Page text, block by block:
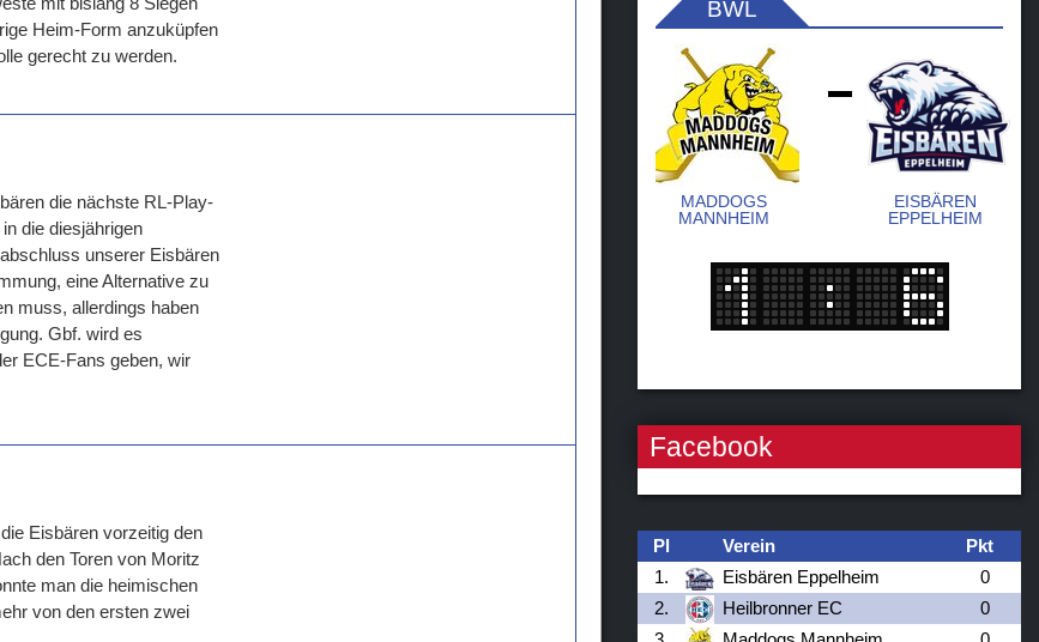
Heim-Form anzuküpfen
gerecht zu werden.
die nächste RL-Play-
die diesjährigen
unserer Eisbären
eine Alternative zu
muss, allerdings haben
Gbf. wird es
ECE-Fans geben, wir
Eisbären vorzeitig den
den Toren von Moritz
man die heimischen
von den ersten zwei
BWL
MADDOGS
MANNHEIM
-
EISBÄREN
EPPELHEIM
Facebook
Pl Verein
Pkt
1.
Eisbären Eppelheim
0
2.
Heilbronner EC
0